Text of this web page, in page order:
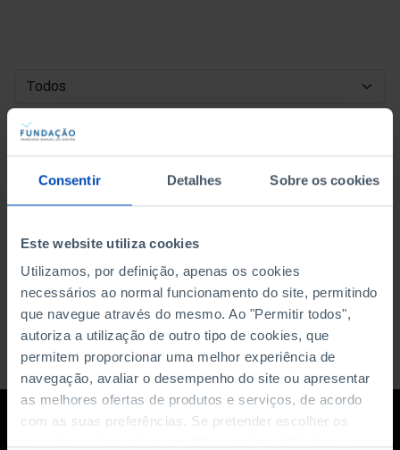
Consentir Detalhes Sobre os cookies
Este website utiliza cookies
Utilizamos, por definição, apenas os cookies
necessários ao normal funcionamento do site, permitindo
que navegue através do mesmo. Ao "Permitir todos",
autoriza a utilização de outro tipo de cookies, que
permitem proporcionar uma melhor experiência de
navegação, avaliar o desempenho do site ou apresentar
as melhores ofertas de produtos e serviços, de acordo
com as suas preferências. Se pretender escolher os
DATA DE INÍCIO
DATA DE FIM